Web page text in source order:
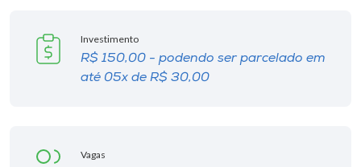
Investimento
R$ 150,00 - podendo ser parcelado em
até 05x de R$ 30,00
Vagas